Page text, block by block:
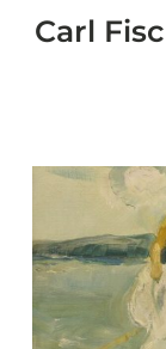
Carl